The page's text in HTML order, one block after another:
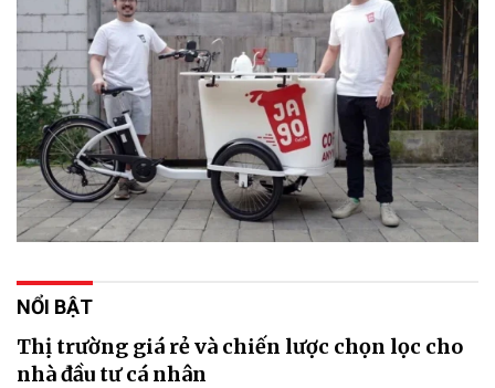
NỔI BẬT
Thị trường giá rẻ và chiến lược chọn lọc cho
nhà đầu tư cá nhân